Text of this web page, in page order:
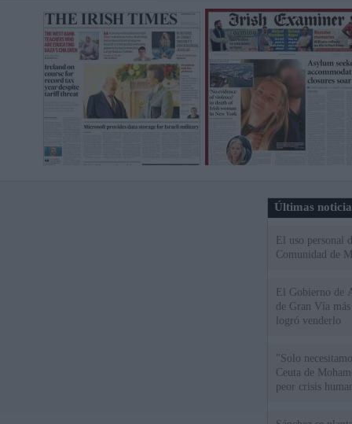
Últimas
El uso personal
Comunidad de
El Gobierno de
de Gran Vía
logró venderlo
"Solo
Ceuta de
peor crisis